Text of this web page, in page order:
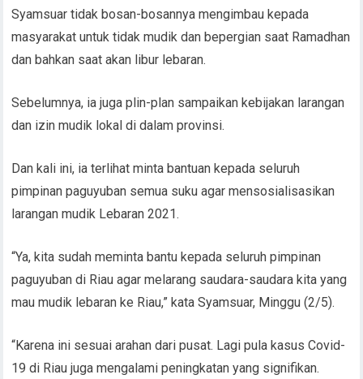
Syamsuar tidak bosan-bosannya mengimbau kepada
masyarakat untuk tidak mudik dan bepergian saat Ramadhan
dan bahkan saat akan libur lebaran.
Sebelumnya, ia juga plin-plan sampaikan kebijakan larangan
dan izin mudik lokal di dalam provinsi.
Dan kali ini, ia terlihat minta bantuan kepada seluruh
pimpinan paguyuban semua suku agar mensosialisasikan
larangan mudik Lebaran 2021.
“Ya, kita sudah meminta bantu kepada seluruh pimpinan
paguyuban di Riau agar melarang saudara-saudara kita yang
mau mudik lebaran ke Riau,” kata Syamsuar, Minggu (2/5).
“Karena ini sesuai arahan dari pusat. Lagi pula kasus Covid-
19 di Riau juga mengalami peningkatan yang signifikan.